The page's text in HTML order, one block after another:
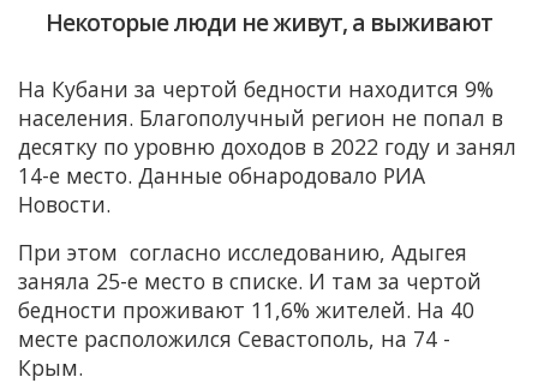
Некоторые люди не живут, а выживают
На Кубани за чертой бедности находится 9%
населения. Благополучный регион не попал в
десятку по уровню доходов в 2022 году и занял
14-е место. Данные обнародовало РИА
Новости.
При этом согласно исследованию, Адыгея
заняла 25-е место в списке. И там за чертой
бедности проживают 11,6% жителей. На 40
месте расположился Севастополь, на 74 -
Крым.